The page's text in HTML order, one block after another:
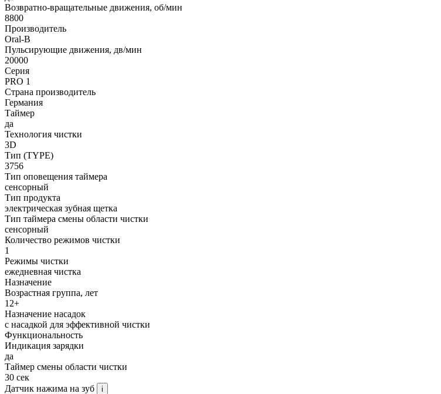
Возвратно-вращательные движения, об/мин
8800
Производитель
Oral-B
Пульсирующие движения, дв/мин
20000
Серия
PRO 1
Страна производитель
Германия
Таймер
да
Технология чистки
3D
Тип (TYPE)
3756
Тип оповещения таймера
сенсорный
Тип продукта
электрическая зубная щетка
Тип таймера смены области чистки
сенсорный
Количество режимов чистки
1
Режимы чистки
ежедневная чистка
Назначение
Возрастная группа, лет
12+
Назначение насадок
с насадкой для эффективной чистки
Функциональность
Индикация зарядки
да
Таймер смены области чистки
30 сек
Датчик нажима на зуб
i